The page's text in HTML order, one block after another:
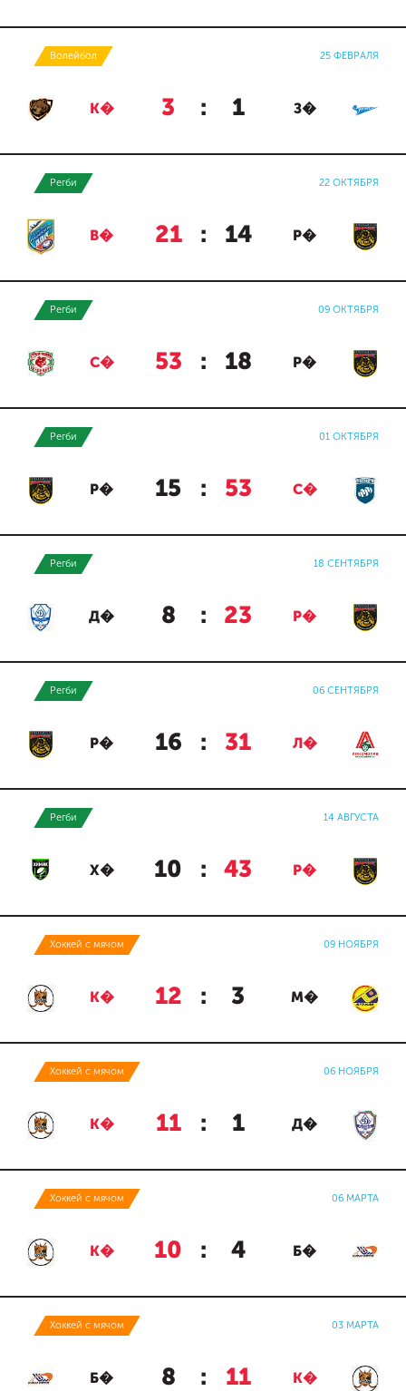
Волейбол 25 ФЕВРАЛЯ
К� 3 : 1 З�
Регби 22 ОКТЯБРЯ
В� 21 : 14 Р�
Регби 09 ОКТЯБРЯ
С� 53 : 18 Р�
Регби 01 ОКТЯБРЯ
Р� 15 : 53 С�
Регби 18 СЕНТЯБРЯ
Д� 8 : 23 Р�
Регби 06 СЕНТЯБРЯ
Р� 16 : 31 Л�
Регби 14 АВГУСТА
Х� 10 : 43 Р�
Хоккей с мячом 09 НОЯБРЯ
К� 12 : 3 М�
Хоккей с мячом 06 НОЯБРЯ
К� 11 : 1 Д�
Хоккей с мячом 06 МАРТА
К� 10 : 4 Б�
Хоккей с мячом 03 МАРТА
Б� 8 : 11 К�